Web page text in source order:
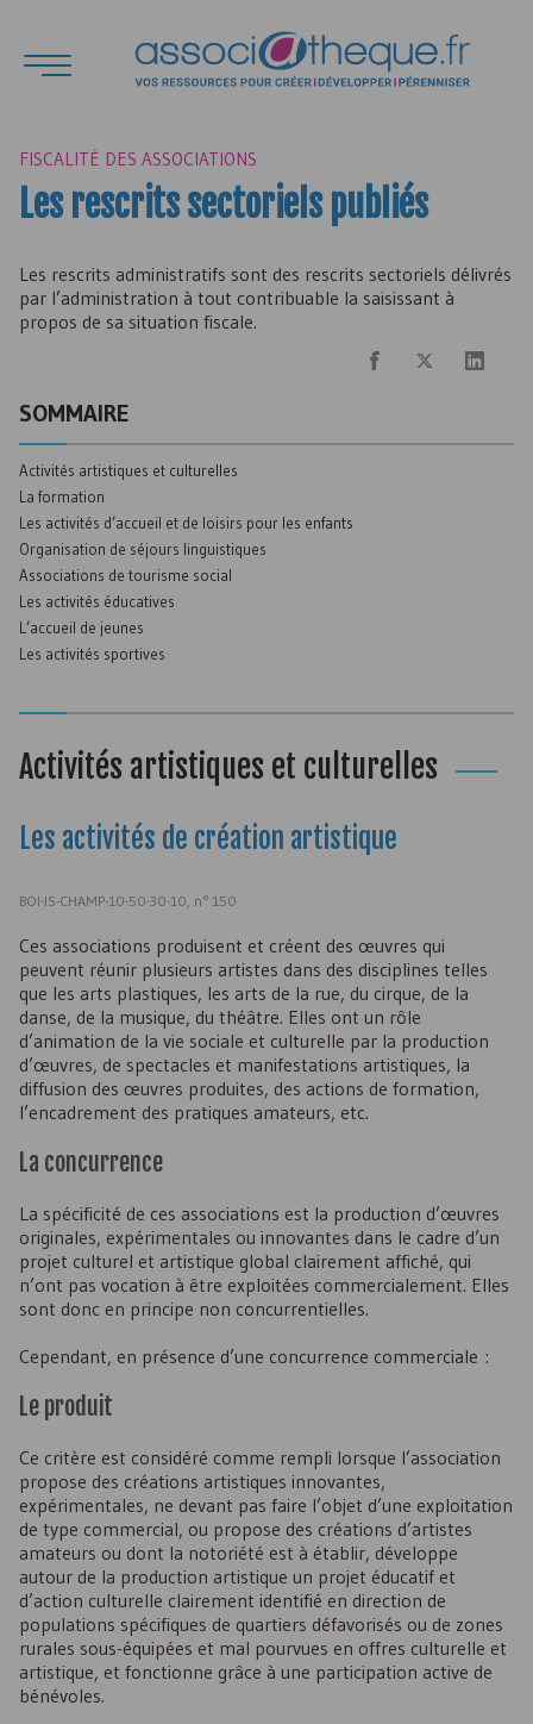
FISCALITÉ DES ASSOCIATIONS
Les rescrits sectoriels publiés
Les rescrits administratifs sont des rescrits sectoriels délivrés
par l’administration à tout contribuable la saisissant à
propos de sa situation fiscale.
SOMMAIRE
Activités artistiques et culturelles
La formation
Les activités d’accueil et de loisirs pour les enfants
Organisation de séjours linguistiques
Associations de tourisme social
Les activités éducatives
L’accueil de jeunes
Les activités sportives
Activités artistiques et culturelles
Les activités de création artistique
BOI-IS-CHAMP-10-50-30-10, n° 150
Ces associations produisent et créent des œuvres qui
peuvent réunir plusieurs artistes dans des disciplines telles
que les arts plastiques, les arts de la rue, du cirque, de la
danse, de la musique, du théâtre. Elles ont un rôle
d’animation de la vie sociale et culturelle par la production
d’œuvres, de spectacles et manifestations artistiques, la
diffusion des œuvres produites, des actions de formation,
l’encadrement des pratiques amateurs, etc.
La concurrence
La spécificité de ces associations est la production d’œuvres
originales, expérimentales ou innovantes dans le cadre d’un
projet culturel et artistique global clairement affiché, qui
n’ont pas vocation à être exploitées commercialement. Elles
sont donc en principe non concurrentielles.
Cependant, en présence d’une concurrence commerciale :
Le produit
Ce critère est considéré comme rempli lorsque l’association
propose des créations artistiques innovantes,
expérimentales, ne devant pas faire l’objet d’une exploitation
de type commercial, ou propose des créations d’artistes
amateurs ou dont la notoriété est à établir, développe
autour de la production artistique un projet éducatif et
d’action culturelle clairement identifié en direction de
populations spécifiques de quartiers défavorisés ou de zones
rurales sous-équipées et mal pourvues en offres culturelle et
artistique, et fonctionne grâce à une participation active de
bénévoles.